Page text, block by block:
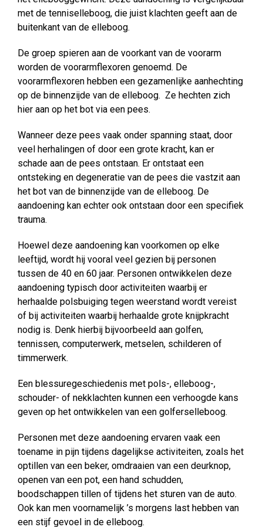
met de tenniselleboog, die juist klachten geeft aan de
buitenkant van de elleboog.
De groep spieren aan de voorkant van de voorarm
worden de voorarmflexoren genoemd. De
voorarmflexoren hebben een gezamenlijke aanhechting
op de binnenzijde van de elleboog. Ze hechten zich
hier aan op het bot via een pees.
Wanneer deze pees vaak onder spanning staat, door
veel herhalingen of door een grote kracht, kan er
schade aan de pees ontstaan. Er ontstaat een
ontsteking en degeneratie van de pees die vastzit aan
het bot van de binnenzijde van de elleboog. De
aandoening kan echter ook ontstaan door een specifiek
trauma.
Hoewel deze aandoening kan voorkomen op elke
leeftijd, wordt hij vooral veel gezien bij personen
tussen de 40 en 60 jaar. Personen ontwikkelen deze
aandoening typisch door activiteiten waarbij er
herhaalde polsbuiging tegen weerstand wordt vereist
of bij activiteiten waarbij herhaalde grote knijpkracht
nodig is. Denk hierbij bijvoorbeeld aan golfen,
tennissen, computerwerk, metselen, schilderen of
timmerwerk.
Een blessuregeschiedenis met pols-, elleboog-,
schouder- of nekklachten kunnen een verhoogde kans
geven op het ontwikkelen van een golferselleboog.
Personen met deze aandoening ervaren vaak een
toename in pijn tijdens dagelijkse activiteiten, zoals het
optillen van een beker, omdraaien van een deurknop,
openen van een pot, een hand schudden,
boodschappen tillen of tijdens het sturen van de auto.
Ook kan men voornamelijk ’s morgens last hebben van
een stijf gevoel in de elleboog.